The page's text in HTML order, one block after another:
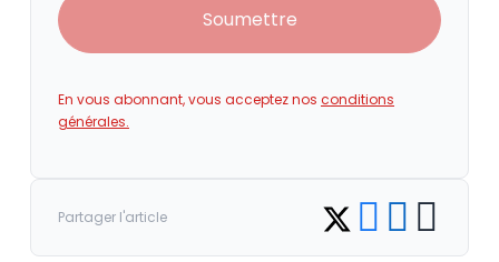
Soumettre
En vous abonnant, vous acceptez nos conditions
générales.
Partager l'article Share on Twitter
Share on Facebook
Share on
Copy link